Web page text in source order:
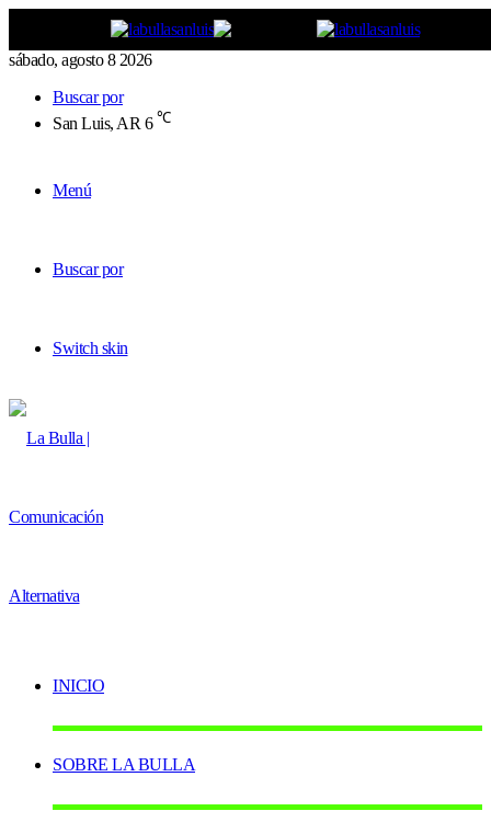
sábado, agosto 8 2026
Buscar por
San Luis, AR 6 ℃
Menú
Buscar por
Switch skin
INICIO
SOBRE LA BULLA